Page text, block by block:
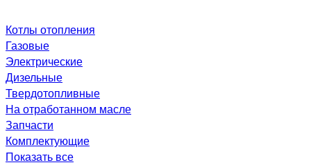
Котлы отопления
Газовые
Электрические
Дизельные
Твердотопливные
На отработанном масле
Запчасти
Комплектующие
Показать все